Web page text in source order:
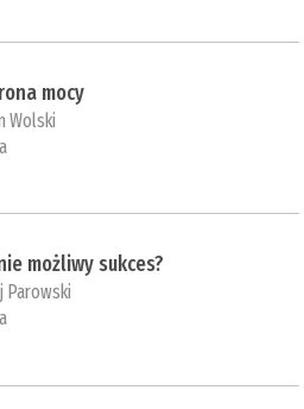
mocy
Wolski
możliwy sukces?
Parowski